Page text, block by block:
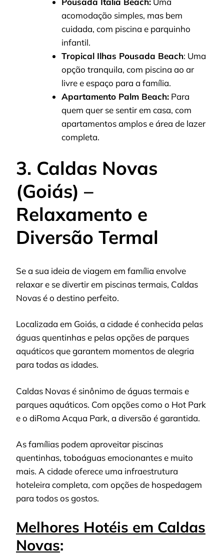
acomodação simples, mas bem
cuidada, com piscina e parquinho
infantil.
Tropical Ilhas Pousada Beach: Uma
opção tranquila, com piscina ao ar
livre e espaço para a família.
Apartamento Palm Beach: Para
quem quer se sentir em casa, com
apartamentos amplos e área de lazer
completa.
3. Caldas Novas
(Goiás) –
Relaxamento e
Diversão Termal
Se a sua ideia de viagem em família envolve
relaxar e se divertir em piscinas termais, Caldas
Novas é o destino perfeito.
Localizada em Goiás, a cidade é conhecida pelas
águas quentinhas e pelas opções de parques
aquáticos que garantem momentos de alegria
para todas as idades.
Caldas Novas é sinônimo de águas termais e
parques aquáticos. Com opções como o Hot Park
e o diRoma Acqua Park, a diversão é garantida.
As famílias podem aproveitar piscinas
quentinhas, toboáguas emocionantes e muito
mais. A cidade oferece uma infraestrutura
hoteleira completa, com opções de hospedagem
para todos os gostos.
Melhores Hotéis em Caldas
Novas: